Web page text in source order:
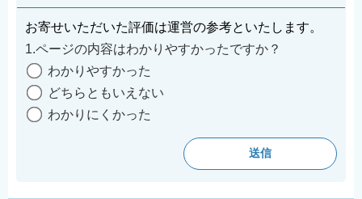
お寄せいただいた評価は運営の参考といたします。
1.ページの内容はわかりやすかったですか？
わかりやすかった
どちらともいえない
わかりにくかった